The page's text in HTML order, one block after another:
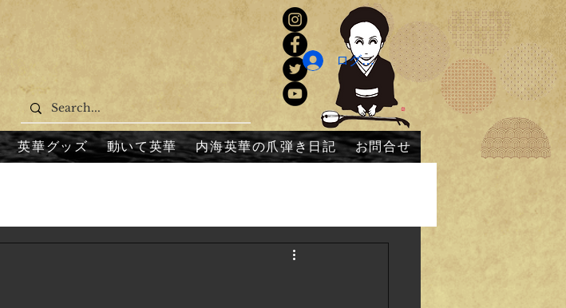
英華グッズ 動いて英華 内海英華の爪弾き日記 お問合せ
ログイン